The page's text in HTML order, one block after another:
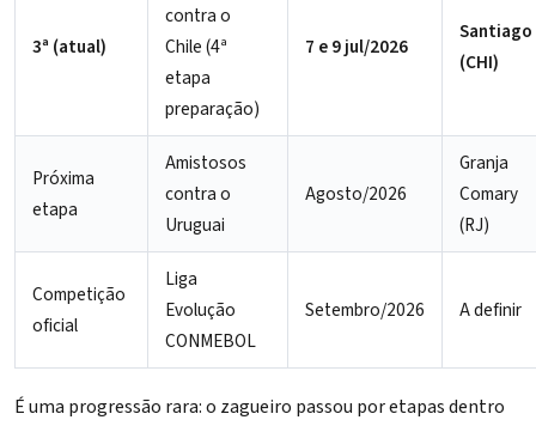
3ª (atual)
contra o
Chile (4ª
etapa
preparação)
7 e 9 jul/2026
Santiago
(CHI)
Próxima
etapa
Amistosos
contra o
Uruguai
Agosto/2026
Granja
Comary
(RJ)
Competição
oficial
Liga
Evolução
CONMEBOL
Setembro/2026 A definir
É uma progressão rara: o zagueiro passou por etapas dentro